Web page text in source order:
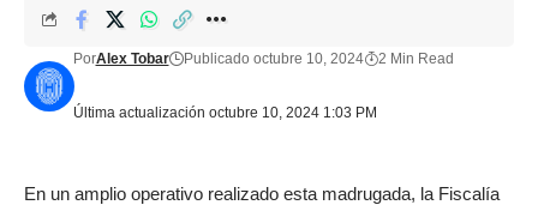
Última actualización octubre 10, 2024 1:03 PM
PorAlex Tobar Publicado octubre 10, 2024 2 Min Read
En un amplio operativo realizado esta madrugada, la Fiscalía